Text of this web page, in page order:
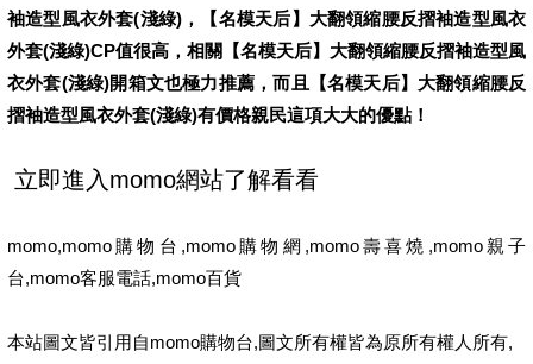
袖造型風衣外套(淺綠)，【名模天后】大翻領縮腰反摺袖造型風衣
外套(淺綠)CP值很高，相關【名模天后】大翻領縮腰反摺袖造型風
衣外套(淺綠)開箱文也極力推薦，而且【名模天后】大翻領縮腰反
摺袖造型風衣外套(淺綠)有價格親民這項大大的優點！
momo,momo購物台,momo購物網,momo壽喜燒,momo親子
台,momo客服電話,momo百貨
本站圖文皆引用自momo購物台,圖文所有權皆為原所有權人所有,